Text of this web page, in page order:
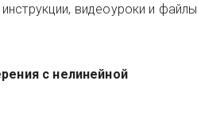
видеоуроки и файлы
с нелинейной